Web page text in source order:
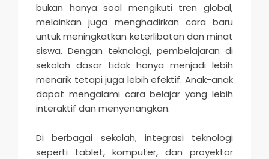
bukan hanya soal mengikuti tren global,
melainkan juga menghadirkan cara baru
untuk meningkatkan keterlibatan dan minat
siswa. Dengan teknologi, pembelajaran di
sekolah dasar tidak hanya menjadi lebih
menarik tetapi juga lebih efektif. Anak-anak
dapat mengalami cara belajar yang lebih
interaktif dan menyenangkan.
Di berbagai sekolah, integrasi teknologi
seperti tablet, komputer, dan proyektor